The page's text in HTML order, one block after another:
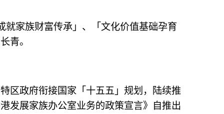
家族财富传承」、「文化价值基础孕育
青。
区政府衔接国家「十五五」规划，陆续推
发展家族办公室业务的政策宣言》自推出